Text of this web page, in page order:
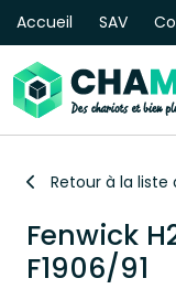
Accueil SAV
Retour à la liste
Fenwick
F1906/91